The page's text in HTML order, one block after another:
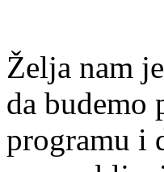
Želja nam
da
programu i